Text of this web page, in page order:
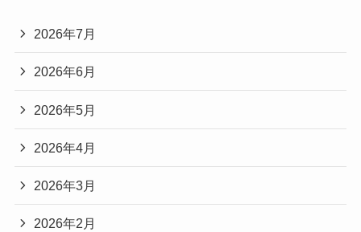
2026年7月
2026年6月
2026年5月
2026年4月
2026年3月
2026年2月